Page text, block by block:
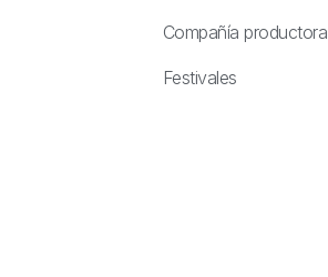
Compañía productora
Festivales